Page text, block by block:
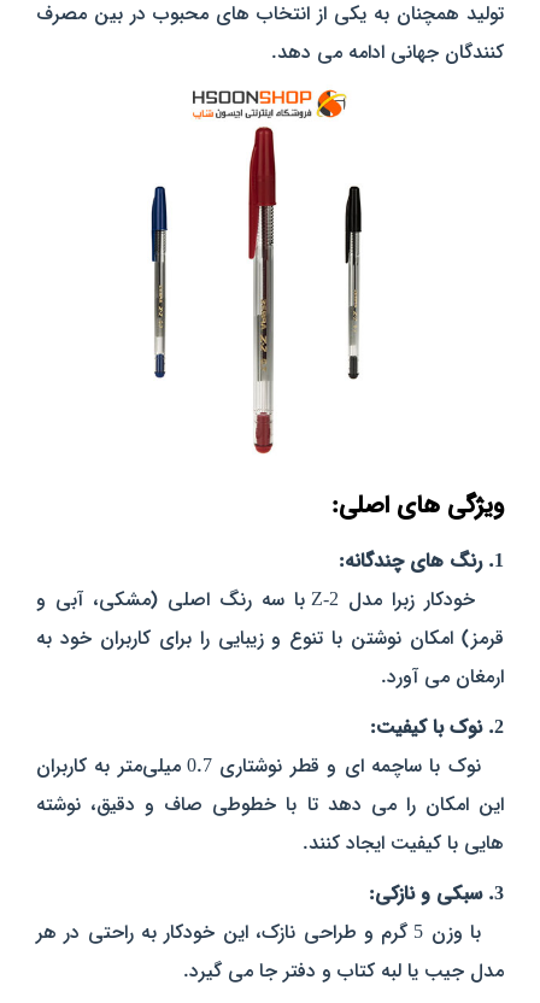
تولید همچنان به یکی از انتخاب‌ های محبوب در بین مصرف‌
کنندگان جهانی ادامه می‌ دهد.
ویژگی‌ های اصلی:
1. رنگ‌ های چندگانه:
خودکار زبرا مدل Z-2 با سه رنگ اصلی (مشکی، آبی و
قرمز) امکان نوشتن با تنوع و زیبایی را برای کاربران خود به
ارمغان می‌ آورد.
2. نوک با کیفیت:
نوک با ساچمه‌ ای و قطر نوشتاری 0.7 میلی‌متر به کاربران
این امکان را می‌ دهد تا با خطوطی صاف و دقیق، نوشته‌
هایی با کیفیت ایجاد کنند.
3. سبکی و نازکی:
با وزن 5 گرم و طراحی نازک، این خودکار به راحتی در هر
مدل جیب یا لبه‌ کتاب و دفتر جا می‌ گیرد.